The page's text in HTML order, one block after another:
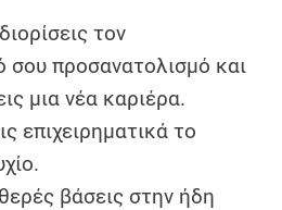
τον
σου προσανατολισμό και
μια νέα καριέρα.
επιχειρηματικά το
βάσεις στην ήδη